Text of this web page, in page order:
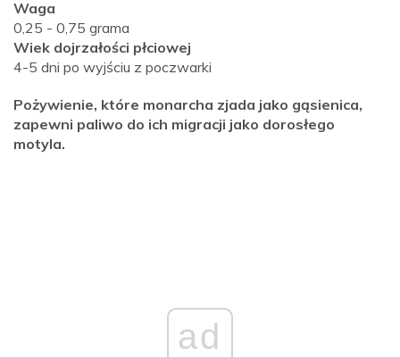
Waga
0,25 - 0,75 grama
Wiek dojrzałości płciowej
4-5 dni po wyjściu z poczwarki
Pożywienie, które monarcha zjada jako gąsienica,
zapewni paliwo do ich migracji jako dorosłego
motyla.
ad